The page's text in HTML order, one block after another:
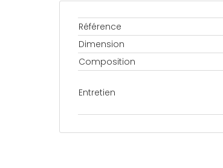
Référence
Dimension
Composition
Entretien